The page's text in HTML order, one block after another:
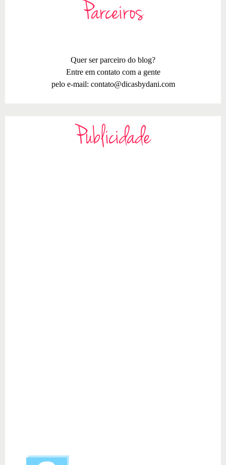
Parceiros
Quer ser parceiro do blog?
Entre em contato com a gente
pelo e-mail: contato@dicasbydani.com
Publicidade